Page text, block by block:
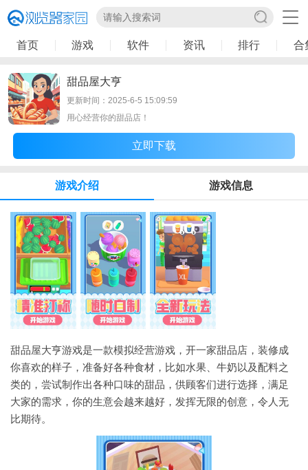
首页 游戏 软件 资讯 排行 合
甜品屋大亨
更新时间：2025-6-5 15:09:59
用心经营你的甜品店！
立即下载
游戏介绍 游戏信息
甜品屋大亨游戏是一款模拟经营游戏，开一家甜品店，装修成
你喜欢的样子，准备好各种食材，比如水果、牛奶以及配料之
类的，尝试制作出各种口味的甜品，供顾客们进行选择，满足
大家的需求，你的生意会越来越好，发挥无限的创意，令人无
比期待。